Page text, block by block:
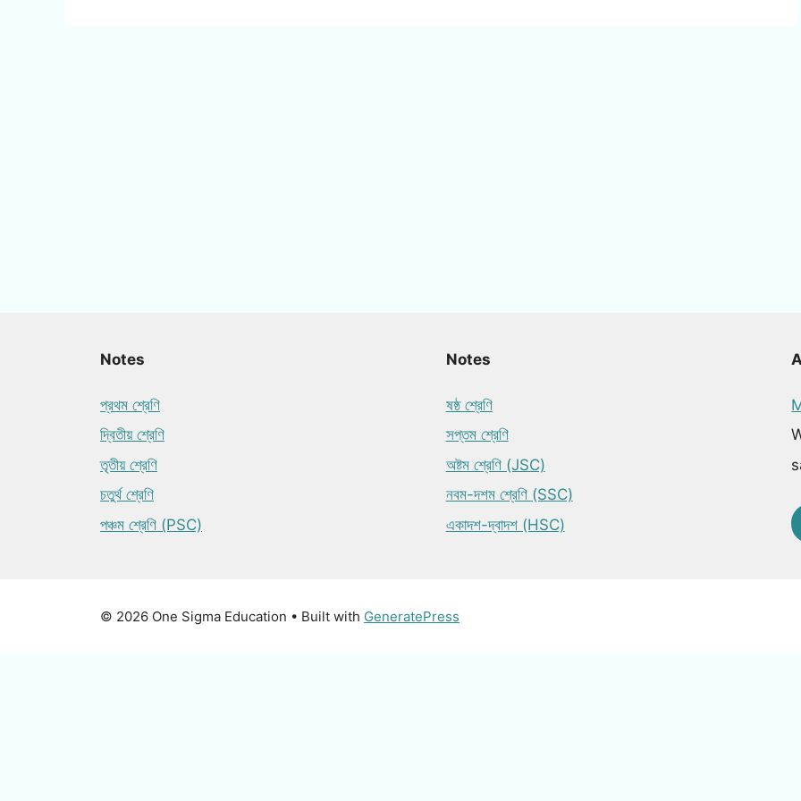
Notes
প্রথম শ্রেণি
দ্বিতীয় শ্রেণি
তৃতীয় শ্রেণি
চতুর্থ শ্রেণি
পঞ্চম শ্রেণি (PSC)
Notes
ষষ্ঠ শ্রেণি
সপ্তম শ্রেণি
অষ্টম শ্রেণি (JSC)
নবম-দশম শ্রেণি (SSC)
একাদশ-দ্বাদশ (HSC)
© 2026 One Sigma Education • Built with GeneratePress